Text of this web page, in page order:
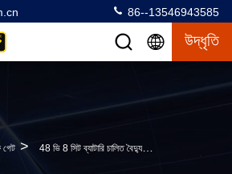
86--13546943585
উদ্ধৃতি
গেট > 48 ভি 8 সিট ব্যাটারি চালিত বৈদ্যুতিক গল্ফ পর্যটন শ্যাটল বাস কার্টিজ কন্ট্রোলারের সাথে